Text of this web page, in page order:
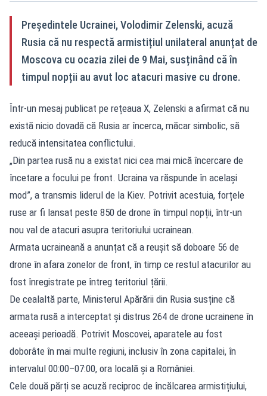
Președintele Ucrainei, Volodimir Zelenski, acuză
Rusia că nu respectă armistițiul unilateral anunțat de
Moscova cu ocazia zilei de 9 Mai, susținând că în
timpul nopții au avut loc atacuri masive cu drone.
Într-un mesaj publicat pe rețeaua X, Zelenski a afirmat că nu
există nicio dovadă că Rusia ar încerca, măcar simbolic, să
reducă intensitatea conflictului.
„Din partea rusă nu a existat nici cea mai mică încercare de
încetare a focului pe front. Ucraina va răspunde în același
mod”, a transmis liderul de la Kiev. Potrivit acestuia, forțele
ruse ar fi lansat peste 850 de drone în timpul nopții, într-un
nou val de atacuri asupra teritoriului ucrainean.
Armata ucraineană a anunțat că a reușit să doboare 56 de
drone în afara zonelor de front, în timp ce restul atacurilor au
fost înregistrate pe întreg teritoriul țării.
De cealaltă parte, Ministerul Apărării din Rusia susține că
armata rusă a interceptat și distrus 264 de drone ucrainene în
aceeași perioadă. Potrivit Moscovei, aparatele au fost
doborâte în mai multe regiuni, inclusiv în zona capitalei, în
intervalul 00:00–07:00, ora locală și a României.
Cele două părți se acuză reciproc de încălcarea armistițiului,